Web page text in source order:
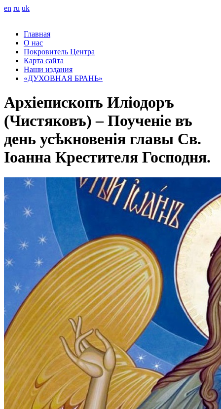
en ru uk
Главная
О нас
Покровитель Центра
Карта сайта
Наши издания
«ДУХОВНАЯ БРАНЬ»
Архіепископъ Иліодоръ
(Чистяковъ) – Поученіе въ
день усѣкновенія главы Св.
Іоанна Крестителя Господня.